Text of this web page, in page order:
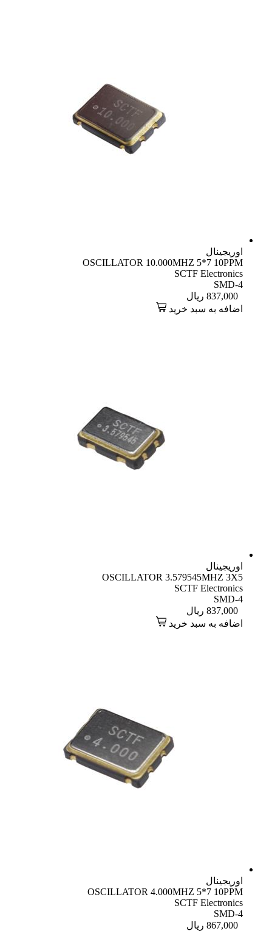
اوریجینال
OSCILLATOR 10.000MHZ 5*7 10PPM
SCTF Electronics
SMD-4
837,000 ریال
اضافه به سبد خرید
اوریجینال
OSCILLATOR 3.579545MHZ 3X5
SCTF Electronics
SMD-4
837,000 ریال
اضافه به سبد خرید
اوریجینال
OSCILLATOR 4.000MHZ 5*7 10PPM
SCTF Electronics
SMD-4
867,000 ریال